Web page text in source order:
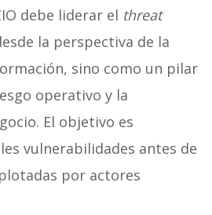
debe liderar el threat
la perspectiva de la
sino como un pilar
operativo y la
El objetivo es
vulnerabilidades antes de
por actores